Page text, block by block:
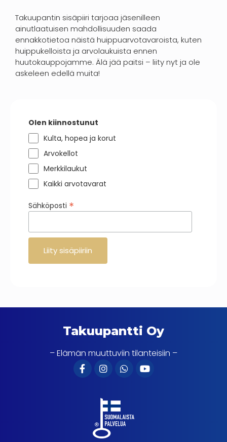
Takuupantin sisäpiiri tarjoaa jäsenilleen
ainutlaatuisen mahdollisuuden saada
ennakkotietoa näistä huippuarvotavaroista, kuten
huippukelloista ja arvolaukuista ennen
huutokauppojamme. Älä jää paitsi – liity nyt ja ole
askeleen edellä muita!
Olen kiinnostunut
Kulta, hopea ja korut
Arvokellot
Merkkilaukut
Kaikki arvotavarat
Sähköposti *
Takuupantti Oy
– Elämän muuttuviin tilanteisiin –